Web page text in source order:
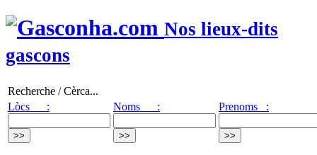
Nos lieux-dits
gascons
Recherche / Cèrca...
Lòcs :
Noms : Prenoms :